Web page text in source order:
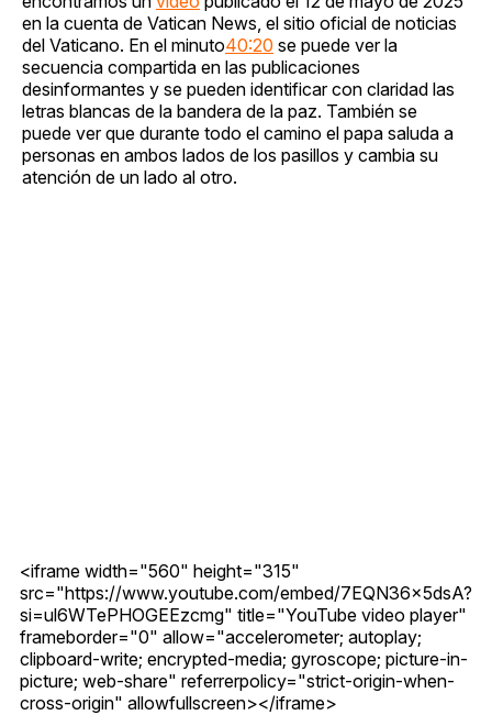
en la cuenta de Vatican News, el sitio oficial de noticias
del Vaticano. En el minuto40:20 se puede ver la
secuencia compartida en las publicaciones
desinformantes y se pueden identificar con claridad las
letras blancas de la bandera de la paz. También se
puede ver que durante todo el camino el papa saluda a
personas en ambos lados de los pasillos y cambia su
atención de un lado al otro.
<iframe width="560" height="315"
src="https://www.youtube.com/embed/7EQN36x5dsA?
si=ul6WTePHOGEEzcmg" title="YouTube video player"
frameborder="0" allow="accelerometer; autoplay;
clipboard-write; encrypted-media; gyroscope; picture-in-
picture; web-share" referrerpolicy="strict-origin-when-
cross-origin" allowfullscreen></iframe>